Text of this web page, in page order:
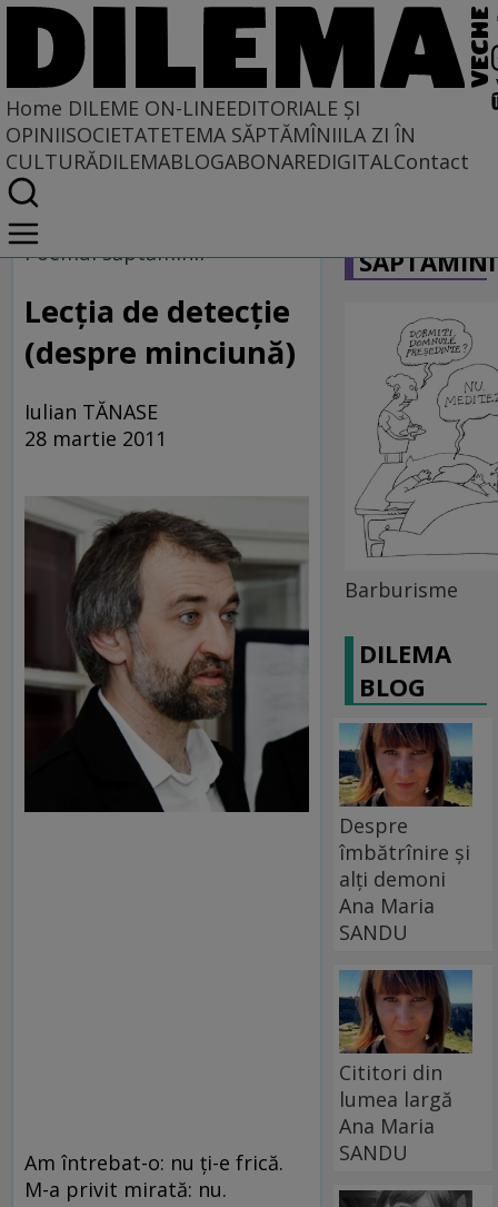
Home DILEME ON-LINEEDITORIALE ȘI
OPINIISOCIETATETEMA SĂPTĂMÎNIILA ZI ÎN
CULTURĂDILEMABLOGABONAREDIGITALContact
Home
Dileme on-line
Poemul săptămînii
Lecția de detecție
(despre minciună)
Iulian TĂNASE
28 martie 2011
Am întrebat-o: nu ți-e frică.
M-a privit mirată: nu.
Barburisme
DILEMA
BLOG
Despre
îmbătrînire și
alți demoni
Ana Maria
SANDU
Cititori din
lumea largă
Ana Maria
SANDU